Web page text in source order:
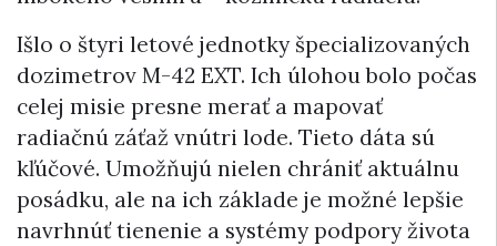
Išlo o štyri letové jednotky špecializovaných
dozimetrov M-42 EXT. Ich úlohou bolo počas
celej misie presne merať a mapovať
radiačnú záťaž vnútri lode. Tieto dáta sú
kľúčové. Umožňujú nielen chrániť aktuálnu
posádku, ale na ich základe je možné lepšie
navrhnúť tienenie a systémy podpory života